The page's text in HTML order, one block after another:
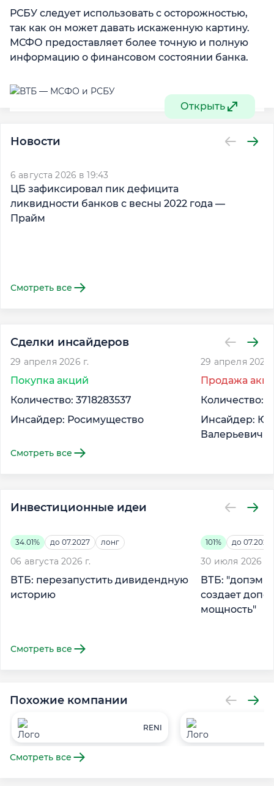
РСБУ следует использовать с осторожностью,
так как он может давать искаженную картину.
МСФО предоставляет более точную и полную
информацию о финансовом состоянии банка.
Открыть
Новости
6 августа 2026 в 19:43
ЦБ зафиксировал пик дефицита
ликвидности банков с весны 2022 года —
Прайм
Смотреть все
Сделки инсайдеров
29 апреля 2026 г.
Покупка акций
Количество: 3718283537
Инсайдер: Росимущество
29 апреля 2026
Продажа
Количество: -
Инсайдер:
Валерьевич
Смотреть все
Инвестиционные идеи
34.01% до 07.2027 лонг
06 августа 2026 г.
ВТБ: перезапустить дивидендную
историю
101% до 07.2027
30 июля 2026 г.
ВТБ:
создает
мощность"
Смотреть все
Похожие компании
RENI
Смотреть все